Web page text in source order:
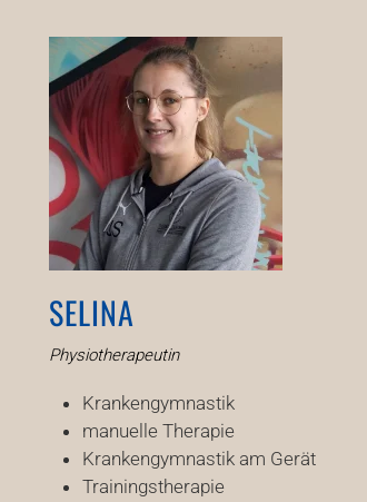
SELINA
Physiotherapeutin
Krankengymnastik
manuelle Therapie
Krankengymnastik am Gerät
Trainingstherapie